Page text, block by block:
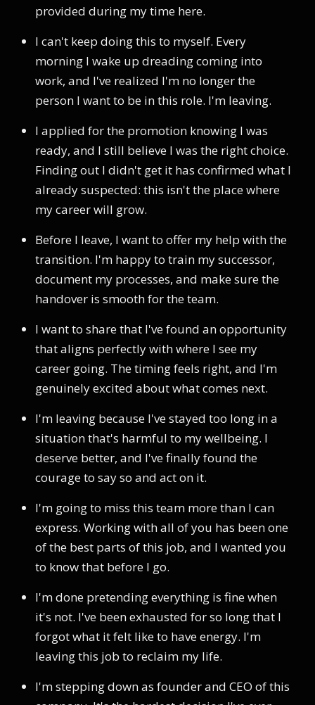
provided during my time here.
I can't keep doing this to myself. Every
morning I wake up dreading coming into
work, and I've realized I'm no longer the
person I want to be in this role. I'm leaving.
I applied for the promotion knowing I was
ready, and I still believe I was the right choice.
Finding out I didn't get it has confirmed what I
already suspected: this isn't the place where
my career will grow.
Before I leave, I want to offer my help with the
transition. I'm happy to train my successor,
document my processes, and make sure the
handover is smooth for the team.
I want to share that I've found an opportunity
that aligns perfectly with where I see my
career going. The timing feels right, and I'm
genuinely excited about what comes next.
I'm leaving because I've stayed too long in a
situation that's harmful to my wellbeing. I
deserve better, and I've finally found the
courage to say so and act on it.
I'm going to miss this team more than I can
express. Working with all of you has been one
of the best parts of this job, and I wanted you
to know that before I go.
I'm done pretending everything is fine when
it's not. I've been exhausted for so long that I
forgot what it felt like to have energy. I'm
leaving this job to reclaim my life.
I'm stepping down as founder and CEO of this